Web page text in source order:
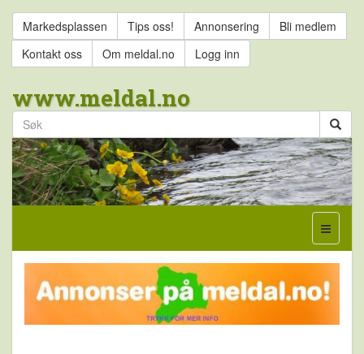
Markedsplassen Tips oss! Annonsering
Bli medlem
Kontakt oss
Om meldal.no Logg inn
www.meldal.no